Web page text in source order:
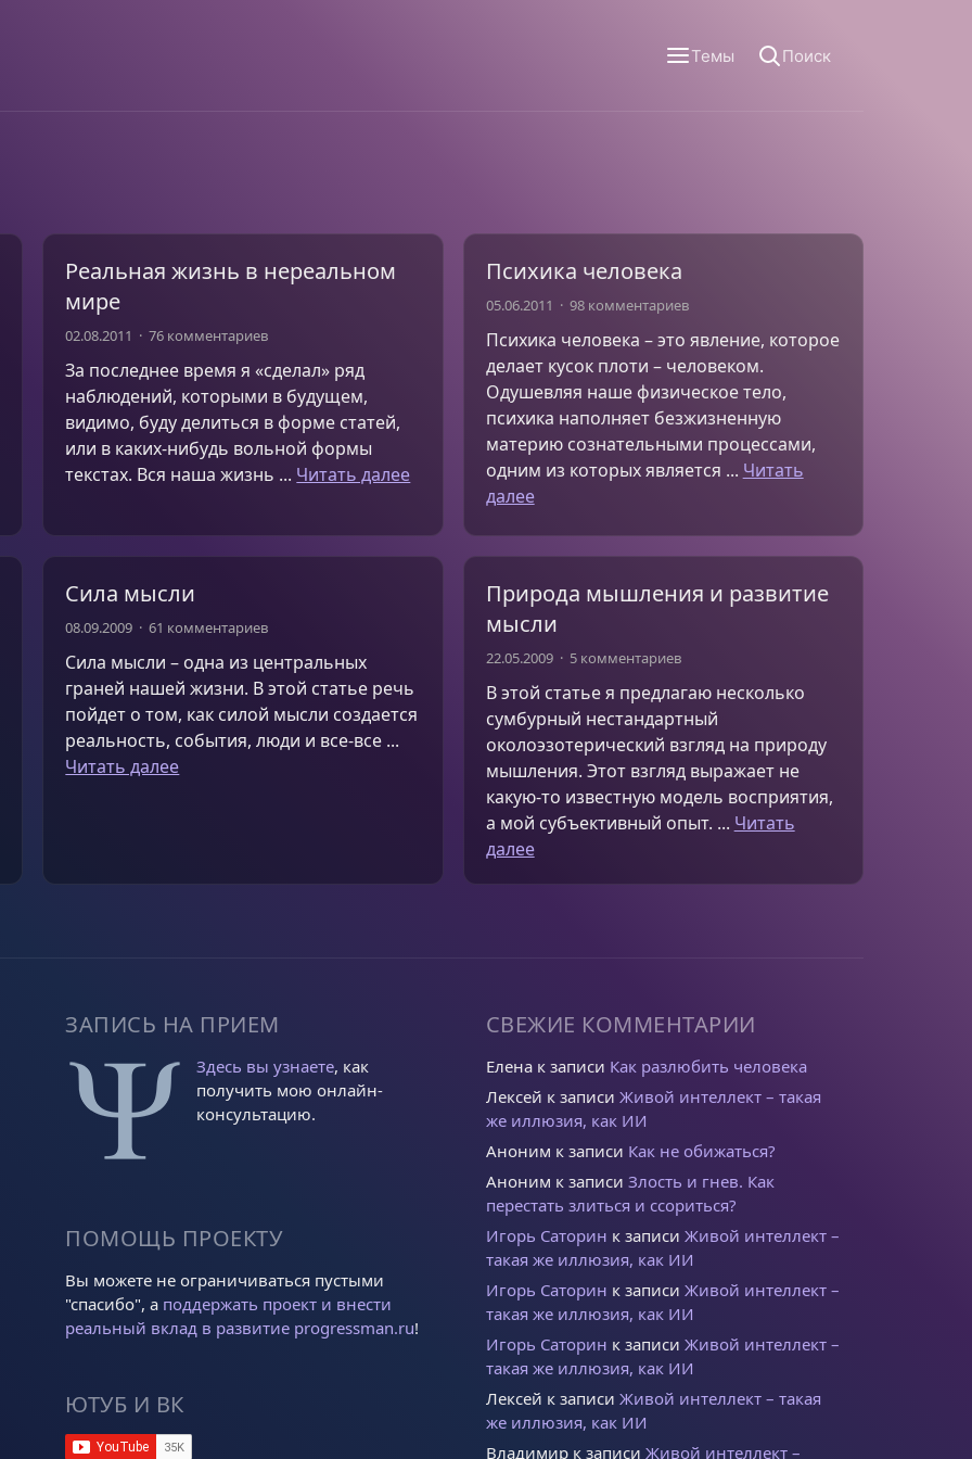
Темы Поиск
Реальная жизнь в нереальном
мире
02.08.2011 76 комментариев
За последнее время я «сделал» ряд
наблюдений, которыми в будущем,
видимо, буду делиться в форме статей,
или в каких-нибудь вольной формы
текстах. Вся наша жизнь ... Читать далее
Психика человека
05.06.2011 98 комментариев
Психика человека – это явление, которое
делает кусок плоти – человеком.
Одушевляя наше физическое тело,
психика наполняет безжизненную
материю сознательными процессами,
одним из которых является ... Читать
далее
Сила мысли
08.09.2009 61 комментариев
Сила мысли – одна из центральных
граней нашей жизни. В этой статье речь
пойдет о том, как силой мысли создается
реальность, события, люди и все-все ...
Читать далее
Природа мышления и развитие
мысли
22.05.2009 5 комментариев
В этой статье я предлагаю несколько
сумбурный нестандартный
околоэзотерический взгляд на природу
мышления. Этот взгляд выражает не
какую-то известную модель восприятия,
а мой субъективный опыт. ... Читать
далее
ЗАПИСЬ НА ПРИЕМ
Здесь вы узнаете, как
получить мою онлайн-
консультацию.
ПОМОЩЬ ПРОЕКТУ
Вы можете не ограничиваться пустыми
"спасибо", а поддержать проект и внести
реальный вклад в развитие progressman.ru!
ЮТУБ И ВК
СВЕЖИЕ КОММЕНТАРИИ
Еленак записи Как разлюбить человека
Лексей к записи Живой интеллект – такая
же иллюзия, как ИИ
Аноним к записи Как не обижаться?
Аноним к записи Злость и гнев. Как
перестать злиться и ссориться?
Игорь Саторин к записи Живой интеллект –
такая же иллюзия, как ИИ
Игорь Саторин к записи Живой интеллект –
такая же иллюзия, как ИИ
Игорь Саторин к записи Живой интеллект –
такая же иллюзия, как ИИ
Лексей к записи Живой интеллект – такая
же иллюзия, как ИИ
Владимирк записи Живой интеллект –